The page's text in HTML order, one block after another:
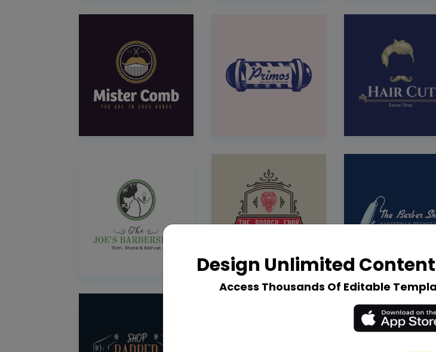
Design Unlimited
Access Thousands Of Editable